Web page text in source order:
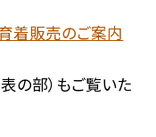
着販売のご案内
の部）もご覧いた